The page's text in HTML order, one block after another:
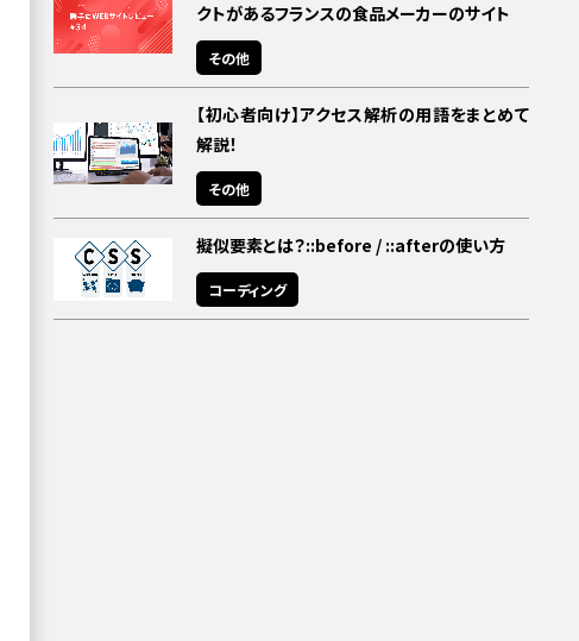
クトがあるフランスの食品メーカーのサイト
その他
【初心者向け】アクセス解析の用語をまとめて
解説！
その他
擬似要素とは？::before / ::afterの使い方
コーディング